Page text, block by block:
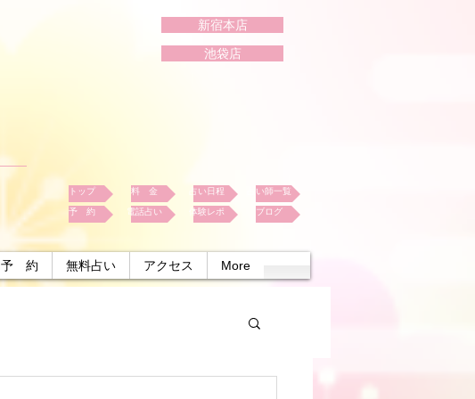
新宿本店
池袋店
トップ 料 金 占い日程 占い師一覧
予 約 電話占い 体験レポ ブログ
予 約 無料占い アクセス More